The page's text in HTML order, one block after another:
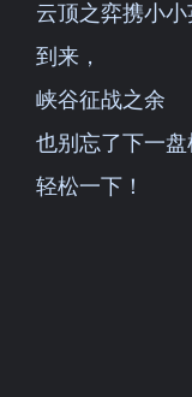
云顶之弈携小
到来，
峡谷征战之余
也别忘了下一盘
轻松一下！